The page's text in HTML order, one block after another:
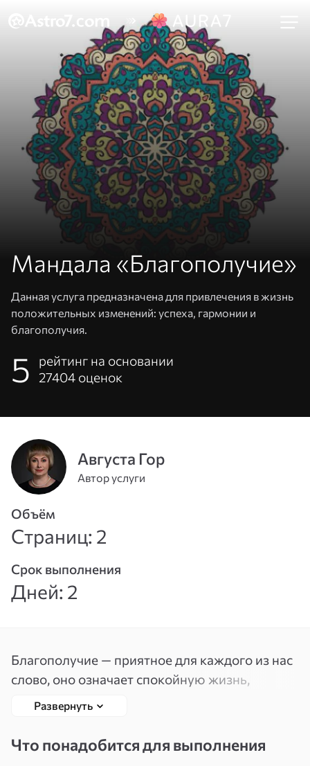
эл. почты
или
Пароль
Войти
пароль
Мандала «Благополучие»
Данная услуга предназначена для привлечения в жизнь
положительных изменений: успеха, гармонии и
благополучия.
5
рейтинг на основании
27404 оценок
Августа Гор
Автор услуги
Объём
Страниц: 2
Срок выполнения
Дней: 2
Благополучие — приятное для каждого из нас
слово, оно означает спокойную жизнь,
в которой есть материальный достаток, удача
и везение, у детей — отличная успеваемость,
хорошая способность к обучению. Как же
привлечь в свою судьбу эти составляющие?
Развернуть
Что понадобится для выполнения